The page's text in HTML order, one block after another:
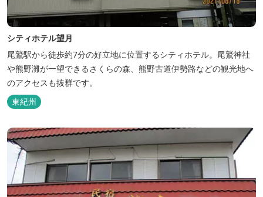
シティホテル望月
尾鷲駅から徒歩約7分の好立地に位置するシティホテル。尾鷲神社
や熊野灘が一望できるさくらの森、熊野古道伊勢路などの観光地へ
のアクセスも抜群です。
東紀州